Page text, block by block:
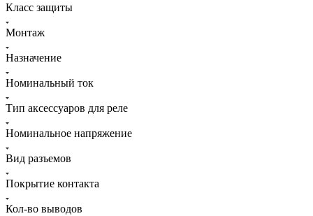
Класс защиты
Монтаж
Назначение
Номинальный ток
Тип аксессуаров для реле
Номинальное напряжение
Вид разъемов
Покрытие контакта
Кол-во выводов